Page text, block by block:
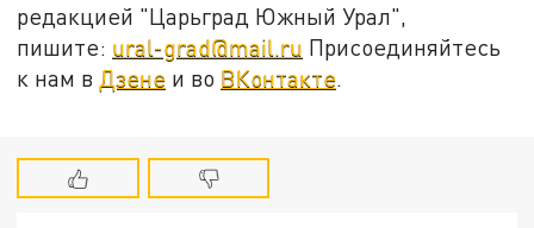
редакцией "Царьград Южный Урал",
пишите: ural-grad@mail.ru Присоединяйтесь
к нам в Дзене и во ВКонтакте.